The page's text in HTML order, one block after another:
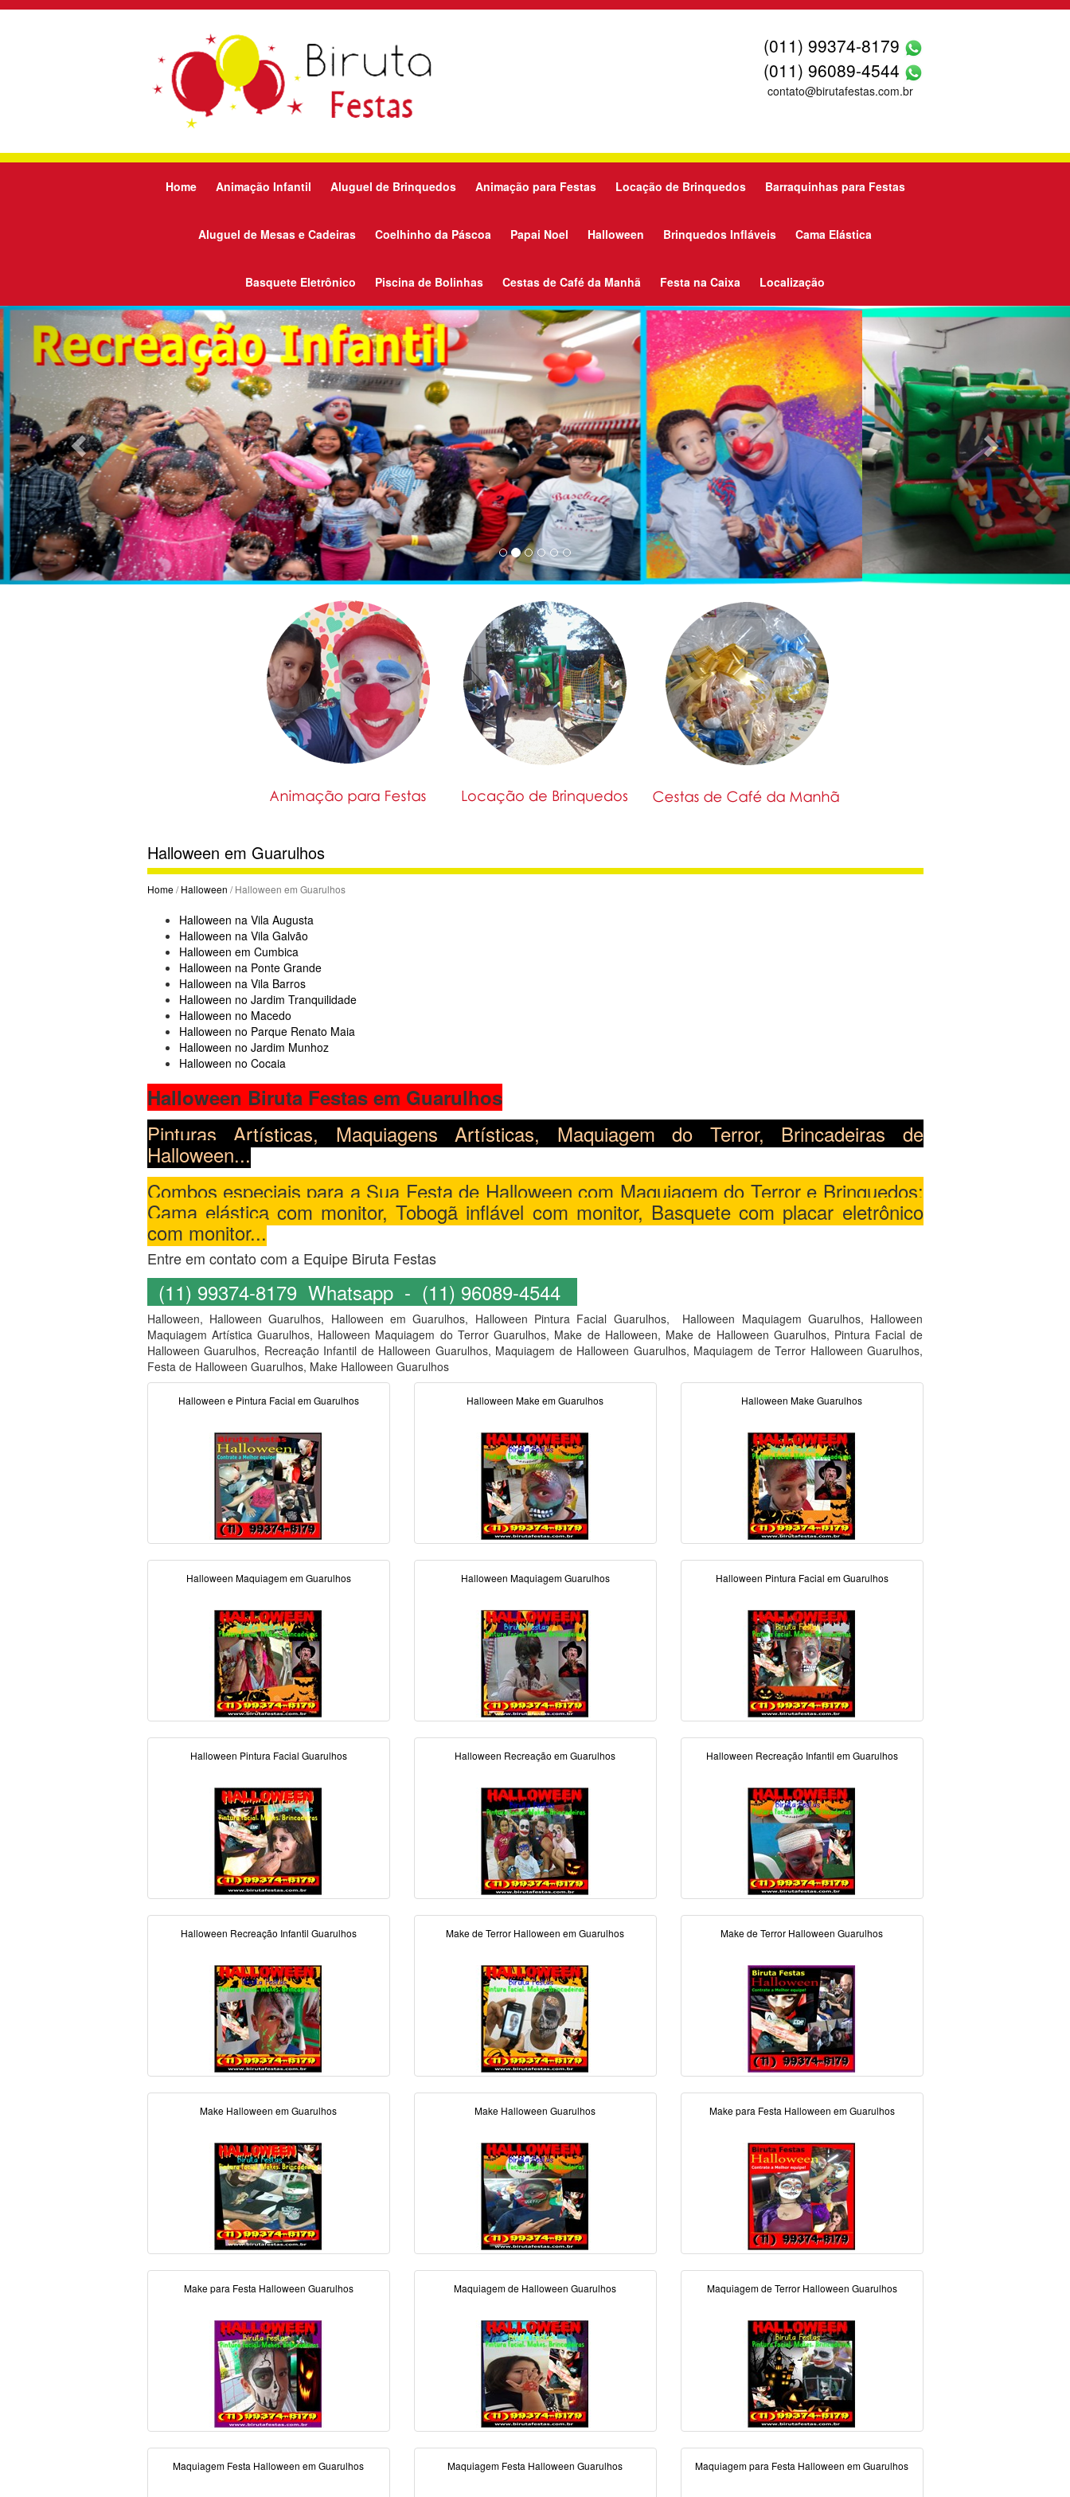
(011) 99374-8179
(011) 96089-4544
contato@birutafestas.com.br
Home Animação Infantil Aluguel de Brinquedos Animação para Festas Locação de Brinquedos Barraquinhas para Festas
Aluguel de Mesas e Cadeiras Coelhinho da Páscoa Papai Noel Halloween Brinquedos Infláveis Cama Elástica
Basquete Eletrônico Piscina de Bolinhas Cestas de Café da Manhã Festa na Caixa Localização
Previous Next
Halloween em Guarulhos
Home/Halloween / Halloween em Guarulhos
Halloween na Vila Augusta
Halloween na Vila Galvão
Halloween em Cumbica
Halloween na Ponte Grande
Halloween na Vila Barros
Halloween no Jardim Tranquilidade
Halloween no Macedo
Halloween no Parque Renato Maia
Halloween no Jardim Munhoz
Halloween no Cocaia
Halloween Biruta Festas em Guarulhos
Pinturas Artísticas, Maquiagens Artísticas, Maquiagem do Terror, Brincadeiras de
Halloween...
Combos especiais para a Sua Festa de Halloween com Maquiagem do Terror e Brinquedos:
Cama elástica com monitor, Tobogã inflável com monitor, Basquete com placar eletrônico
com monitor...
Entre em contato com a Equipe Biruta Festas
(11) 99374-8179 Whatsapp - (11) 96089-4544
Halloween, Halloween Guarulhos, Halloween em Guarulhos, Halloween Pintura Facial Guarulhos, Halloween Maquiagem Guarulhos, Halloween
Maquiagem Artística Guarulhos, Halloween Maquiagem do Terror Guarulhos, Make de Halloween, Make de Halloween Guarulhos, Pintura Facial de
Halloween Guarulhos, Recreação Infantil de Halloween Guarulhos, Maquiagem de Halloween Guarulhos, Maquiagem de Terror Halloween Guarulhos,
Festa de Halloween Guarulhos, Make Halloween Guarulhos
Halloween e Pintura Facial em Guarulhos Halloween Make em Guarulhos Halloween Make Guarulhos
Halloween Maquiagem em Guarulhos Halloween Maquiagem Guarulhos Halloween Pintura Facial em Guarulhos
Halloween Pintura Facial Guarulhos Halloween Recreação em Guarulhos Halloween Recreação Infantil em Guarulhos
Halloween Recreação Infantil Guarulhos Make de Terror Halloween em Guarulhos Make de Terror Halloween Guarulhos
Make Halloween em Guarulhos Make Halloween Guarulhos Make para Festa Halloween em Guarulhos
Make para Festa Halloween Guarulhos Maquiagem de Halloween Guarulhos Maquiagem de Terror Halloween Guarulhos
Maquiagem Festa Halloween em Guarulhos Maquiagem Festa Halloween Guarulhos Maquiagem para Festa Halloween em Guarulhos